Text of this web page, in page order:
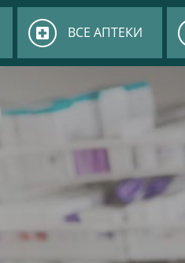
ВСЕ АПТЕКИ